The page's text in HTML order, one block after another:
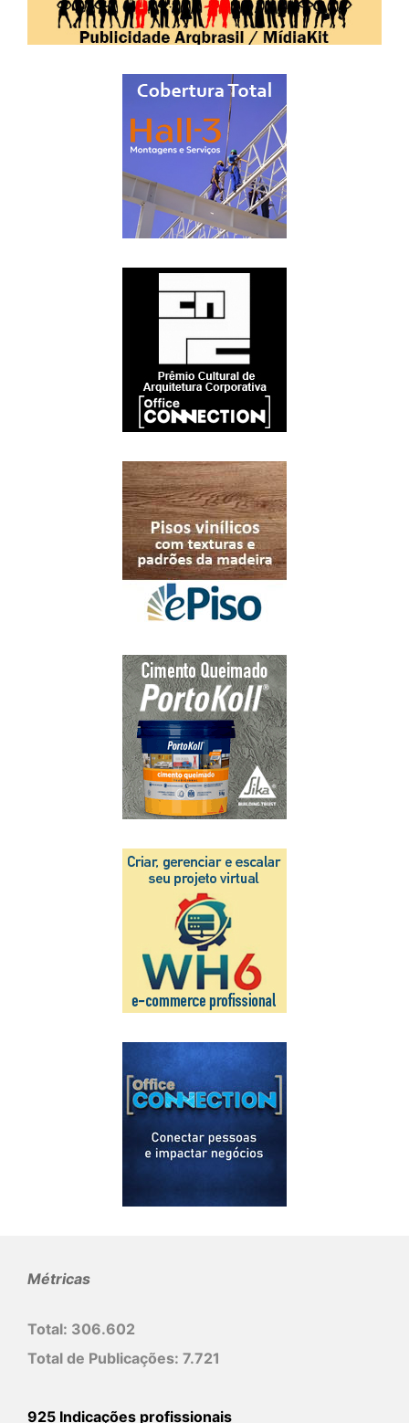
Métricas
Total: 306.602
Total de Publicações: 7.721
925 Indicações profissionais